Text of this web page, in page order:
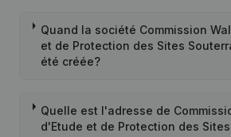
Quand la société Commission
et de Protection des Sites
été créée?
Quelle est l'adresse de
d'Etude et de Protection des